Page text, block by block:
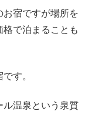
お宿ですが場所を
で泊まることも
す。
ル温泉という泉質